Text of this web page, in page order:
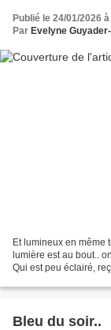
Publié le 24/01/2026
Par Evelyne
Et lumineux en même
lumière est au bout..
Qui est peu éclairé,
Bleu du soir..